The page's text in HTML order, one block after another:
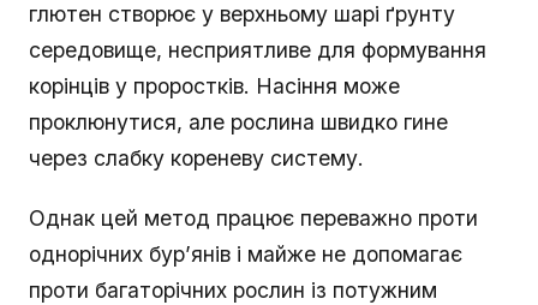
глютен створює у верхньому шарі ґрунту
середовище, несприятливе для формування
корінців у проростків. Насіння може
проклюнутися, але рослина швидко гине
через слабку кореневу систему.
Однак цей метод працює переважно проти
однорічних бур’янів і майже не допомагає
проти багаторічних рослин із потужним